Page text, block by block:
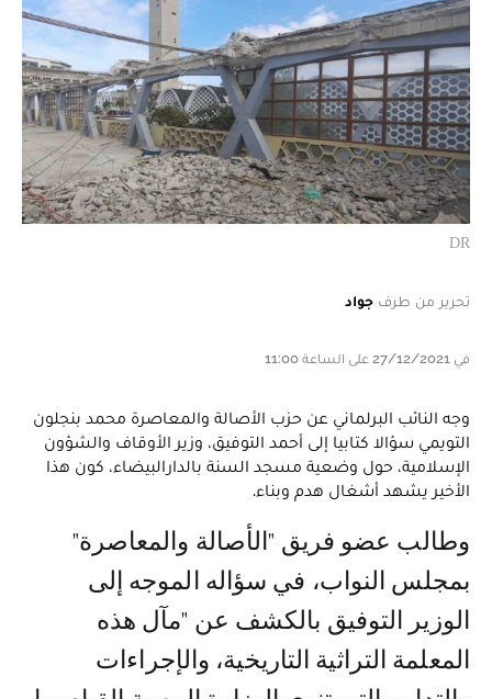
DR
تحرير من طرف جواد
في 27/12/2021 على الساعة 11:00
وجه النائب البرلماني عن حزب الأصالة والمعاصرة محمد بنجلون
التويمي سؤالا كتابيا إلى أحمد التوفيق، وزير الأوقاف والشؤون
الإسلامية، حول وضعية مسجد السنة بالدارالبيضاء، كون هذا
الأخير يشهد أشغال هدم وبناء.
وطالب عضو فريق "الأصالة والمعاصرة"
بمجلس النواب، في سؤاله الموجه إلى
الوزير التوفيق بالكشف عن "مآل هذه
المعلمة التراثية التاريخية، والإجراءات